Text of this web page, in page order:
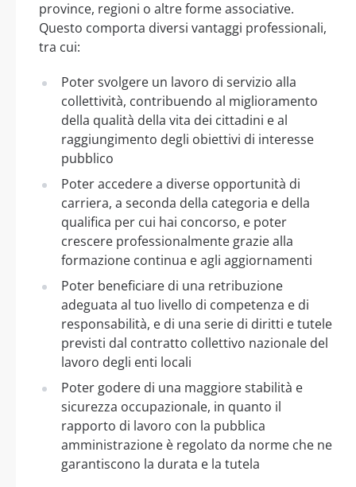
province, regioni o altre forme associative.
Questo comporta diversi vantaggi professionali,
tra cui:
Poter svolgere un lavoro di servizio alla
collettività, contribuendo al miglioramento
della qualità della vita dei cittadini e al
raggiungimento degli obiettivi di interesse
pubblico
Poter accedere a diverse opportunità di
carriera, a seconda della categoria e della
qualifica per cui hai concorso, e poter
crescere professionalmente grazie alla
formazione continua e agli aggiornamenti
Poter beneficiare di una retribuzione
adeguata al tuo livello di competenza e di
responsabilità, e di una serie di diritti e tutele
previsti dal contratto collettivo nazionale del
lavoro degli enti locali
Poter godere di una maggiore stabilità e
sicurezza occupazionale, in quanto il
rapporto di lavoro con la pubblica
amministrazione è regolato da norme che ne
garantiscono la durata e la tutela